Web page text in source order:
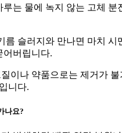
는 물에 녹지 않는 고체 분
름 슬러지와 만나면 마치 시
어버립니다.
이나 약품으로는 제거가 불
니다.
나요?